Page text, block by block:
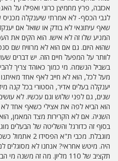
אכזבה, פרץ מחמיצן כרוני ואפילו על
לגבי הכסף- לא אמרתי שיענקלה
שאף עיתונאי לא בודק או שואל אם
המניע שלו זה לא אישו. הוא הקים את
שהוא היום. גם אם הוא לא מרוויח שם
לוותר על המפעל חיים הזה. יש דברים
בשביל הנשמה. מי כמוך כאוהד צריך
מעל לכל, הוא לא חייב לאף אחד מאיתנו
שנים, גם לפני שלוש וגם עכשיו. לא
הוא הביא לפה את אצילי כשאף אחד לא
השניה. אם לא הקרירות מצד המאמן,
בסוף זה כדורגל והשליטה של הבעלים
מוגבלת. מכבי
היה. מיטש אחראי? אנחנו לא מסוגלים
תקציב של 110 מליון. מה זה משנה מי הבעלים בכלל?